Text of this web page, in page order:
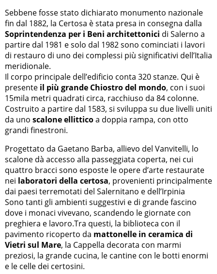
Sebbene fosse stato dichiarato monumento nazionale
fin dal 1882, la Certosa è stata presa in consegna dalla
Soprintendenza per i Beni architettonici di Salerno a
partire dal 1981 e solo dal 1982 sono cominciati i lavori
di restauro di uno dei complessi più significativi dell’Italia
meridionale.
Il corpo principale dell’edificio conta 320 stanze. Qui è
presente il più grande Chiostro del mondo, con i suoi
15mila metri quadrati circa, racchiuso da 84 colonne.
Costruito a partire dal 1583, si sviluppa su due livelli uniti
da uno scalone ellitticoa doppia rampa, con otto
grandi finestroni.
Progettato da Gaetano Barba, allievo del Vanvitelli, lo
scalone dà accesso alla passeggiata coperta, nei cui
quattro bracci sono esposte le opere d’arte restaurate
nei laboratori della certosa, provenienti principalmente
dai paesi terremotati del Salernitano e dell’Irpinia
Sono tanti gli ambienti suggestivi e di grande fascino
dove i monaci vivevano, scandendo le giornate con
preghiera e lavoro.Tra questi, la biblioteca con il
pavimento ricoperto da mattonelle in ceramica di
Vietri sul Mare, la Cappella decorata con marmi
preziosi, la grande cucina, le cantine con le botti enormi
e le celle dei certosini.